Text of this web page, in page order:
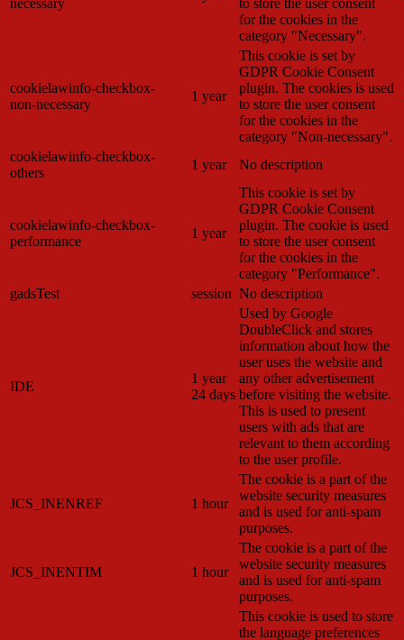
necessary
to store the user consent
for the cookies in the
category "Necessary".
cookielawinfo-checkbox-
non-necessary
1 year
This cookie is set by
GDPR Cookie Consent
plugin. The cookies is used
to store the user consent
for the cookies in the
category "Non-necessary".
cookielawinfo-checkbox-
others
1 year No description
cookielawinfo-checkbox-
performance
1 year
This cookie is set by
GDPR Cookie Consent
plugin. The cookie is used
to store the user consent
for the cookies in the
category "Performance".
gadsTest
session No description
IDE
1 year
24 days
Used by Google
DoubleClick and stores
information about how the
user uses the website and
any other advertisement
before visiting the website.
This is used to present
users with ads that are
relevant to them according
to the user profile.
JCS_INENREF 1 hour
The cookie is a part of the
website security measures
and is used for anti-spam
purposes.
JCS_INENTIM 1 hour
The cookie is a part of the
website security measures
and is used for anti-spam
purposes.
This cookie is used to store
the language preferences